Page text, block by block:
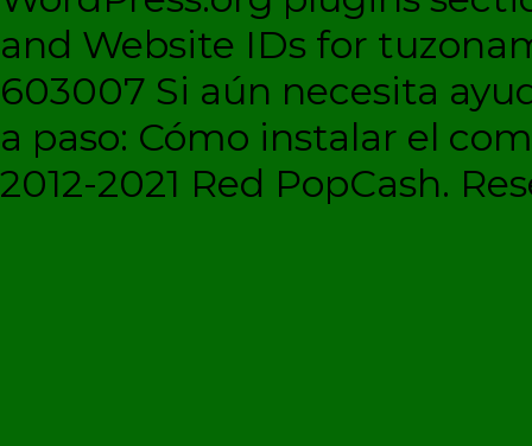
and Website IDs for
603007 Si aún necesita
a paso: Cómo instalar el
2012-2021 Red PopCash.